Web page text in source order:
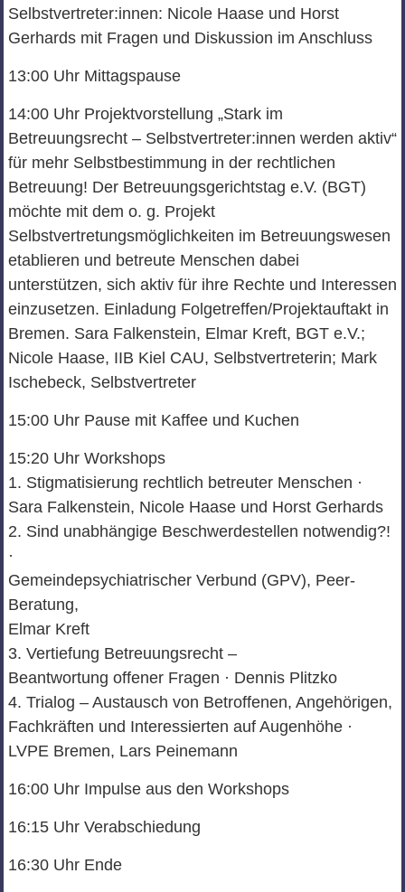
Selbstvertreter:innen: Nicole Haase und Horst
Gerhards mit Fragen und Diskussion im Anschluss
13:00 Uhr Mittagspause
14:00 Uhr Projektvorstellung „Stark im
Betreuungsrecht – Selbstvertreter:innen werden aktiv“
für mehr Selbstbestimmung in der rechtlichen
Betreuung! Der Betreuungsgerichtstag e.V. (BGT)
möchte mit dem o. g. Projekt
Selbstvertretungsmöglichkeiten im Betreuungswesen
etablieren und betreute Menschen dabei
unterstützen, sich aktiv für ihre Rechte und Interessen
einzusetzen. Einladung Folgetreffen/Projektauftakt in
Bremen. Sara Falkenstein, Elmar Kreft, BGT e.V.;
Nicole Haase, IIB Kiel CAU, Selbstvertreterin; Mark
Ischebeck, Selbstvertreter
15:00 Uhr Pause mit Kaffee und Kuchen
15:20 Uhr Workshops
1. Stigmatisierung rechtlich betreuter Menschen ·
Sara Falkenstein, Nicole Haase und Horst Gerhards
2. Sind unabhängige Beschwerdestellen notwendig?!
·
Gemeindepsychiatrischer Verbund (GPV), Peer-
Beratung,
Elmar Kreft
3. Vertiefung Betreuungsrecht –
Beantwortung offener Fragen · Dennis Plitzko
4. Trialog – Austausch von Betroffenen, Angehörigen,
Fachkräften und Interessierten auf Augenhöhe ·
LVPE Bremen, Lars Peinemann
16:00 Uhr Impulse aus den Workshops
16:15 Uhr Verabschiedung
16:30 Uhr Ende